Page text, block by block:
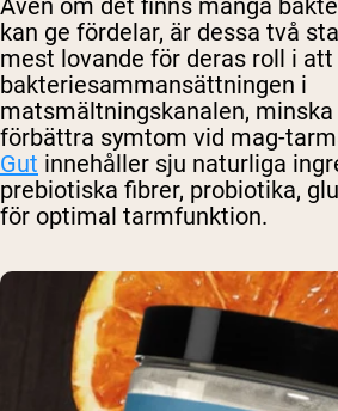
Även om det finns många
kan ge fördelar, är dessa två
mest lovande för deras roll i
bakteriesammansättningen i
matsmältningskanalen,
förbättra symtom vid mag-
Gut innehåller sju naturliga
prebiotiska fibrer, probiotika,
för optimal tarmfunktion.